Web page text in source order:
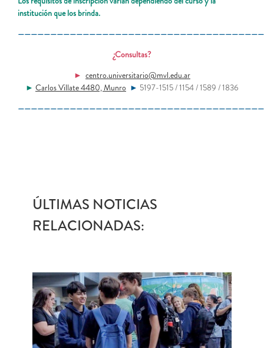
institución que los brinda.
¿Consultas?
► centro.universitario@mvl.edu.ar
► Carlos Villate 4480, Munro ► 5197-1515 / 1154 / 1589 / 1836
ÚLTIMAS NOTICIAS
RELACIONADAS: